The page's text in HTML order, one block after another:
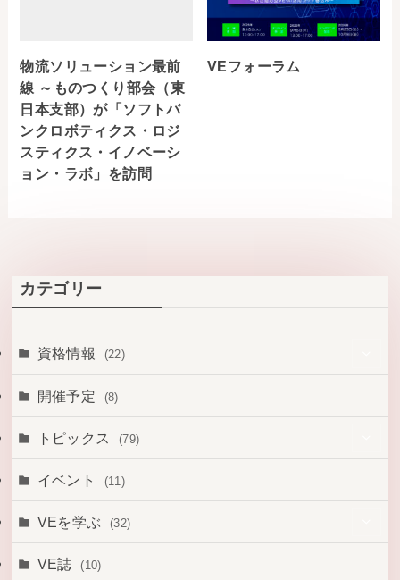
物流ソリューション最前
線 ～ものつくり部会（東
日本支部）が「ソフトバ
ンクロボティクス・ロジ
スティクス・イノベーシ
ョン・ラボ」を訪問
VEフォーラム
カテゴリー
資格情報 (22)
(14)
(1)
開催予定 (8)
トピックス (79)
(3)
イベント (11)
VEを学ぶ (32)
VE誌 (10)